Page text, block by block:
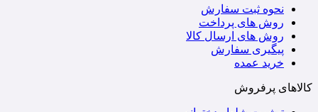
نحوه ثبت سفارش
روش های پرداخت
روش های ارسال کالا
پیگیری سفارش
خرید عمده
کالاهای پرفروش